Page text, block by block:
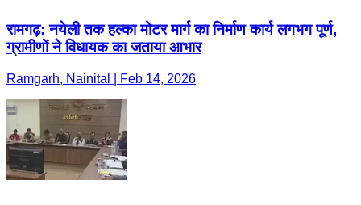
रामगढ़: नयेली तक हल्का मोटर मार्ग का निर्माण कार्य लगभग पूर्ण,
ग्रामीणों ने विधायक का जताया आभार
Ramgarh, Nainital | Feb 14, 2026